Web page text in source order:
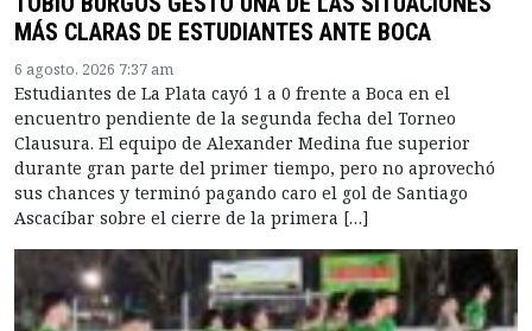
MÁS CLARAS DE ESTUDIANTES ANTE BOCA
6 agosto, 2026 7:37 am
Estudiantes de La Plata cayó 1 a 0 frente a Boca en el
encuentro pendiente de la segunda fecha del Torneo
Clausura. El equipo de Alexander Medina fue superior
durante gran parte del primer tiempo, pero no aprovechó
sus chances y terminó pagando caro el gol de Santiago
Ascacíbar sobre el cierre de la primera […]